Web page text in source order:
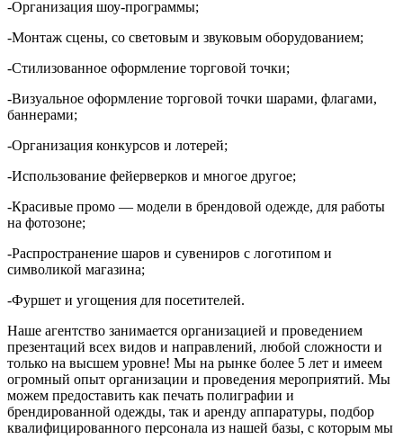
-Организация шоу-программы;
-Монтаж сцены, со световым и звуковым оборудованием;
-Стилизованное оформление торговой точки;
-Визуальное оформление торговой точки шарами, флагами,
баннерами;
-Организация конкурсов и лотерей;
-Использование фейерверков и многое другое;
-Красивые промо — модели в брендовой одежде, для работы
на фотозоне;
-Распространение шаров и сувениров с логотипом и
символикой магазина;
-Фуршет и угощения для посетителей.
Наше агентство занимается организацией и проведением
презентаций всех видов и направлений, любой сложности и
только на высшем уровне! Мы на рынке более 5 лет и имеем
огромный опыт организации и проведения мероприятий. Мы
можем предоставить как печать полиграфии и
брендированной одежды, так и аренду аппаратуры, подбор
квалифицированного персонала из нашей базы, с которым мы